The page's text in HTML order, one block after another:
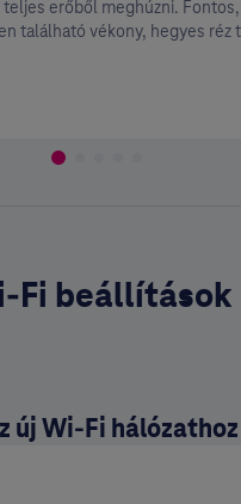
erőből meghúzni. Fontos,
található vékony, hegyes réz
Fi beállítások
új Wi-Fi